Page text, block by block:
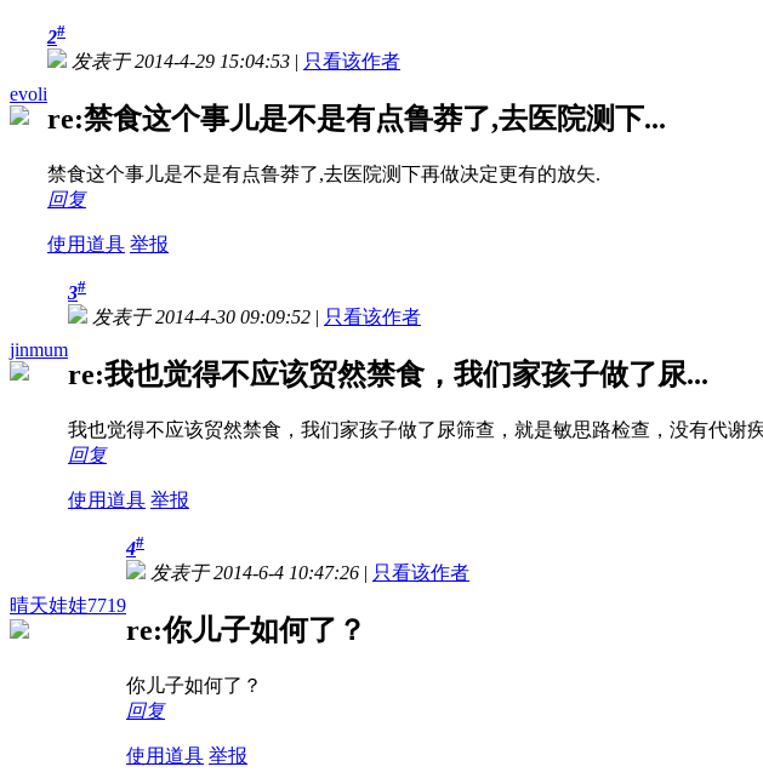
evoli
2#
发表于 2014-4-29 15:04:53 | 只看该作者
re:禁食这个事儿是不是有点鲁莽了,去医院测下...
禁食这个事儿是不是有点鲁莽了,去医院测下再做决定更有的放矢.
回复
使用道具 举报
jinmum
3#
发表于 2014-4-30 09:09:52 | 只看该作者
re:我也觉得不应该贸然禁食，我们家孩子做了尿...
我也觉得不应该贸然禁食，我们家孩子做了尿筛查，就是敏思路检查，没有代谢
回复
使用道具 举报
晴天娃娃7719
4#
发表于 2014-6-4 10:47:26 | 只看该作者
re:你儿子如何了？
你儿子如何了？
回复
使用道具 举报